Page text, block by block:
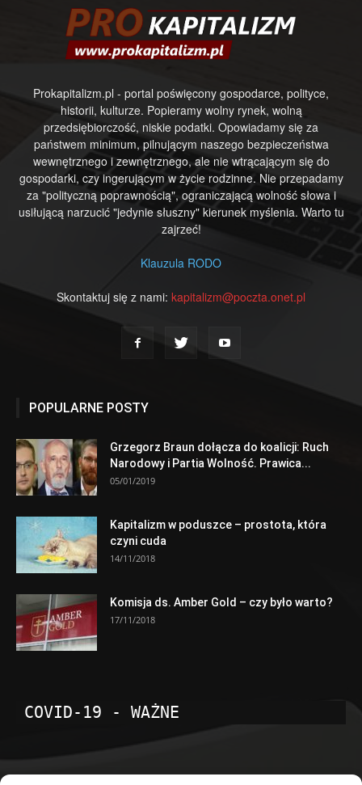
Prokapitalizm.pl - portal poświęcony gospodarce, polityce,
historii, kulturze. Popieramy wolny rynek, wolną
przedsiębiorczość, niskie podatki. Opowiadamy się za
państwem minimum, pilnującym naszego bezpieczeństwa
wewnętrznego i zewnętrznego, ale nie wtrącającym się do
gospodarki, czy ingerującym w życie rodzinne. Nie przepadamy
za "polityczną poprawnością", ograniczającą wolność słowa i
usiłującą narzucić "jedynie słuszny" kierunek myślenia. Warto tu
zajrzeć!
Klauzula RODO
Skontaktuj się z nami: kapitalizm@poczta.onet.pl
POPULARNE POSTY
Grzegorz Braun dołącza do koalicji: Ruch
Narodowy i Partia Wolność. Prawica...
05/01/2019
Kapitalizm w poduszce – prostota, która
czyni cuda
14/11/2018
Komisja ds. Amber Gold – czy było warto?
17/11/2018
COVID-19 - WAŻNE